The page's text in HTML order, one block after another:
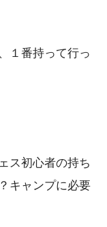
１番持って行っ
ス初心者の持ち
キャンプに必要